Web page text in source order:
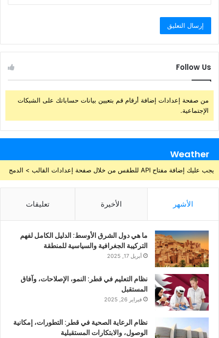
Follow Us
من صفحة إعدادات إضافة أرقام قم بتعيين بيانات حساباتك على الشبكات
الإجتماعية.
Weather
يجب عليك إضافة مفتاح API للطقس من خلال صفحة إعدادات القالب > الدمج
الأشهر الأخيرة تعليقات
ما هي دول الشرق الأوسط: الدليل الكامل لفهم
التركيبة الجغرافية والسياسية للمنطقة
أبريل 17, 2025
نظام التعليم في قطر: النمو، الإصلاحات، وآفاق
المستقبل
فبراير 26, 2025
نظام الرعاية الصحية في قطر: التطورات، إمكانية
الوصول، والابتكارات المستقبلية